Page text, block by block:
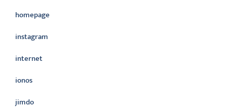
homepage
instagram
internet
ionos
jimdo